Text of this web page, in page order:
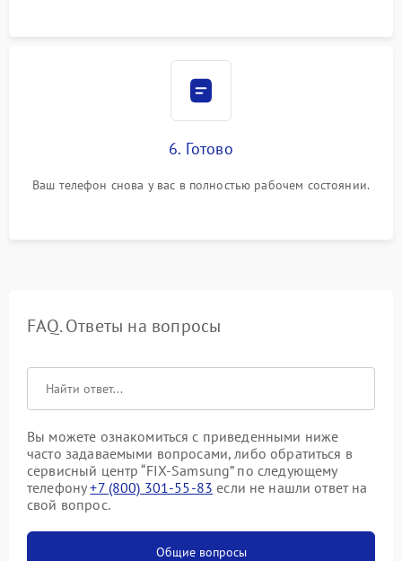
6. Готово
Ваш телефон снова у вас в полностью рабочем состоянии.
FAQ. Ответы на вопросы
Вы можете ознакомиться с приведенными ниже
часто задаваемыми вопросами, либо обратиться в
сервисный центр “FIX-Samsung” по следующему
телефону+7 (800) 301-55-83 если не нашли ответ на
свой вопрос.
Общие вопросы